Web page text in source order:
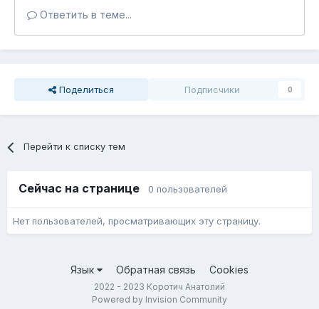
Ответить в теме...
Поделиться Подписчики 0
Перейти к списку тем
Сейчас на странице 0 пользователей
Нет пользователей, просматривающих эту страницу.
Язык Обратная связь Cookies
2022 - 2023 Коротич Анатолий
Powered by Invision Community